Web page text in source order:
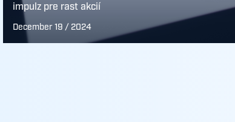
impulz pre rast akcií
December 19 / 2024